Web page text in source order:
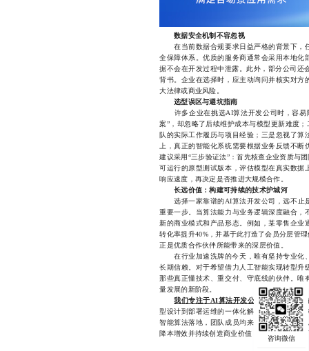
数据安全机制不容忽视
在当前数据合规要求日益严格的背景下，
全保障体系。优质的服务商通常会采用本地
据不会在开发过程中泄露。此外，部分公司还
背书。企业在选择时，应主动询问并核实对
大法律或商业风险。
选型误区与避坑指南
许多企业在挑选AI算法开发公司时，容易
案”，却忽略了后续维护成本与模型更新难度
队的实际工作履历与项目经验；三是忽视了
上，真正的智能化系统需要根据业务反馈不
建议采用“三步验证法”：首先核查企业资质与
可运行的原型测试版本，评估模型在真实数
响应速度，再决定是否推进大规模合作。
长远价值：构建可持续的技术护城河
选择一家靠谱的AI算法开发公司，远不止
重要一步。当算法能力与业务逻辑深度融合
新的商业模式和产品形态。例如，某零售企
转化率提升40%，并基于此打造了会员分层管
正是优质合作伙伴所能带来的深层价值。
在行业加速洗牌的今天，唯有坚持专业化
长期信赖。对于希望借力人工智能实现转型
那些真正懂技术、重交付、守底线的伙伴。
量发展的新阶段。
我们专注于AI算法开发公司领域的深耕，
型设计到部署运维的一体化解决方案，尤其
智能算法落地，团队成员均来自一线科技企
降本增效并持续创造商业价值，如有相关需求